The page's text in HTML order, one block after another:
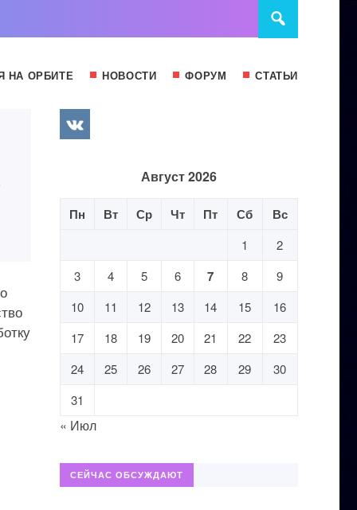
НА ОРБИТЕ НОВОСТИ ФОРУМ СТАТЬИ
Август 2026
Пн Вт Ср Чт Пт Сб Вс
1
2
3
4 5 6 7 8
9
10
11 12 13 14 15
16
17
18 19 20 21 22
23
24
25 26 27 28 29
30
31
« Июл
СЕЙЧАС ОБСУЖДАЮТ